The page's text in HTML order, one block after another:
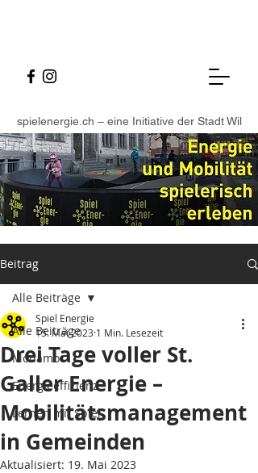
spielenergie.ch – eine Initiative der Stadt Wil
Beitrag
Alle Beiträge
Monamo
Energieeffizienz
Lernen mit Spiel
Alle Beiträge
Drei Tage voller St.
Galler Energie –
Mobilitätsmanagement
in Gemeinden
Spiel Energie
15. Mai 2023 1 Min. Lesezeit
Aktualisiert: 19. Mai 2023